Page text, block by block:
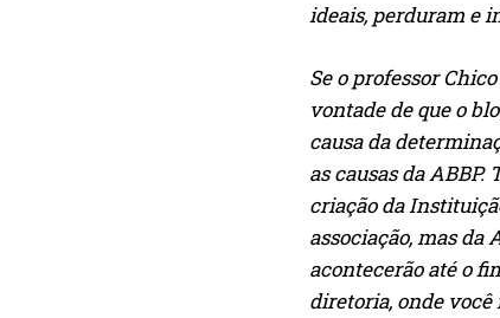
ideais, perduram e
Se o professor
vontade de que o
causa da
as causas da
criação da
associação, mas da
acontecerão até o
diretoria, onde você